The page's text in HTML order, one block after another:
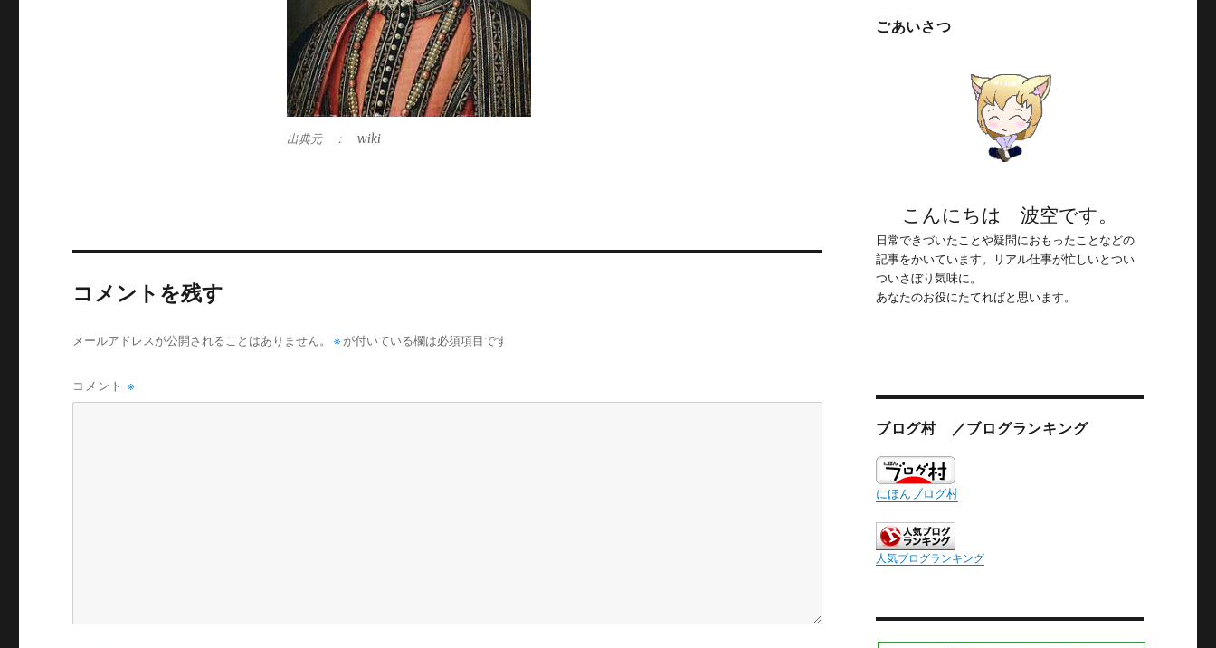
出典元 ： wiki
コメントを残す
メールアドレスが公開されることはありません。 ※ が付いている欄は必須項目です
コメント※
ごあいさつ
こんにちは 波空です。
日常できづいたことや疑問におもったことなどの
記事をかいています。リアル仕事が忙しいとつい
ついさぼり気味に。
あなたのお役にたてればと思います。
ブログ村 ／ブログランキング
にほんブログ村
人気ブログランキング